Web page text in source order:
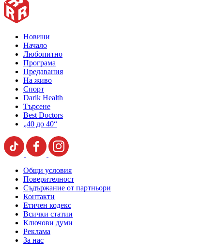
Новини
Начало
Любопитно
Програма
Предавания
На живо
Спорт
Darik Health
Търсене
Best Doctors
„40 до 40“
Общи условия
Поверителност
Съдържание от партньори
Контакти
Етичен кодекс
Всички статии
Ключови думи
Реклама
За нас